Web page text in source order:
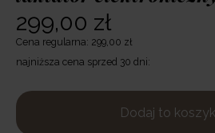
299,00 zł
Cena regularna: 299,00 zł
najniższa cena sprzed 30 dni: